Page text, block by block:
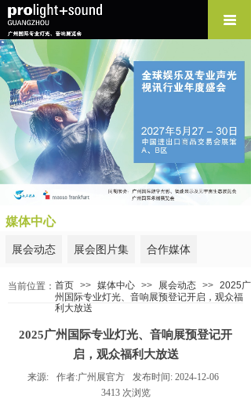
媒体中心
展会动态 展会图片集 合作媒体
首页 >> 媒体中心 >> 展会动态 >> 2025广
州国际专业灯光、音响展预登记开启，观众福
利大放送
当前位置：
2025广州国际专业灯光、音响展预登记开
启，观众福利大放送
来源: 作者:广州展官方 发布时间: 2024-12-06
3413 次浏览